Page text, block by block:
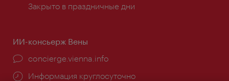
Закрыто в праздничные дни
ИИ-консьерж Вены
concierge.vienna.info
Информация круглосуточно